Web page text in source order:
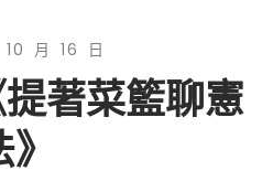
月 16 日
著菜籃聊憲